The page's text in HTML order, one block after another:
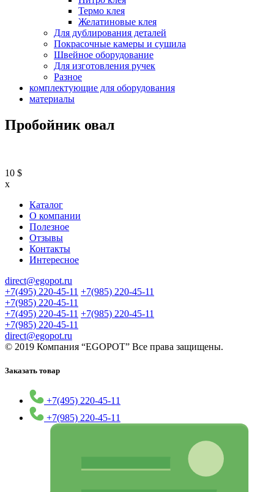
Термо клея
Желатиновые клея
Для дублирования деталей
Покрасочные камеры и сушила
Швейное оборудование
Для изготовления ручек
Разное
комплектующие для оборудования
материалы
Пробойник овал
10 $
x
Каталог
О компании
Полезное
Отзывы
Контакты
Интересное
direct@egopot.ru
+7(495) 220-45-11 +7(985) 220-45-11
+7(985) 220-45-11
+7(495) 220-45-11 +7(985) 220-45-11
+7(985) 220-45-11
direct@egopot.ru
© 2019 Компания “EGOPOT” Все права защищены.
Заказать товар
+7(495) 220-45-11
+7(985) 220-45-11